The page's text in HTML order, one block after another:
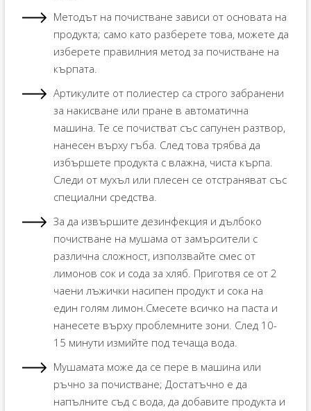
Методът на почистване зависи от основата на
продукта; само като разберете това, можете да
изберете правилния метод за почистване на
кърпата.
Артикулите от полиестер са строго забранени
за накисване или пране в автоматична
машина. Те се почистват със сапунен разтвор,
нанесен върху гъба. След това трябва да
избършете продукта с влажна, чиста кърпа.
Следи от мухъл или плесен се отстраняват със
специални средства.
За да извършите дезинфекция и дълбоко
почистване на мушама от замърсители с
различна сложност, използвайте смес от
лимонов сок и сода за хляб. Приготвя се от 2
чаени лъжички насипен продукт и сока на
един голям лимон.Смесете всичко на паста и
нанесете върху проблемните зони. След 10-
15 минути измийте под течаща вода.
Мушамата може да се пере в машина или
ръчно за почистване; Достатъчно е да
напълните съд с вода, да добавите продукта и